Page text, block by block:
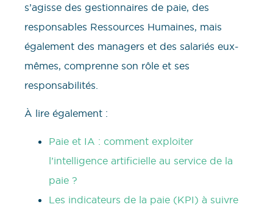
s’agisse des gestionnaires de paie, des
responsables Ressources Humaines, mais
également des managers et des salariés eux-
mêmes, comprenne son rôle et ses
responsabilités.
À lire également :
Paie et IA : comment exploiter
l’intelligence artificielle au service de la
paie ?
Les indicateurs de la paie (KPI) à suivre